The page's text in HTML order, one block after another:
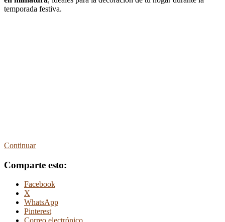
temporada festiva.
Continuar
Comparte esto:
Facebook
X
WhatsApp
Pinterest